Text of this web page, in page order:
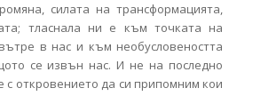
силата на трансформацията,
тласнала ни е към точката на
в нас и към необусловеността
се извън нас. И не на последно
с откровението да си припомним кои